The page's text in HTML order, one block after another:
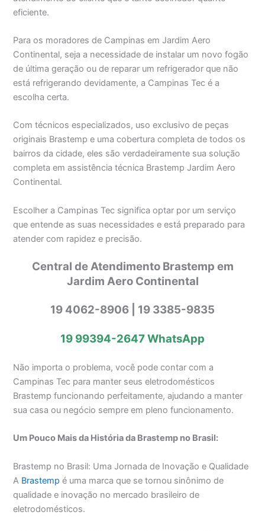
eficiente.
Para os moradores de Campinas em Jardim Aero
Continental, seja a necessidade de instalar um novo fogão
de última geração ou de reparar um refrigerador que não
está refrigerando devidamente, a Campinas Tec é a
escolha certa.
Com técnicos especializados, uso exclusivo de peças
originais Brastemp e uma cobertura completa de todos os
bairros da cidade, eles são verdadeiramente sua solução
completa em assistência técnica Brastemp Jardim Aero
Continental.
Escolher a Campinas Tec significa optar por um serviço
que entende as suas necessidades e está preparado para
atender com rapidez e precisão.
Central de Atendimento Brastemp em
Jardim Aero Continental
19 4062-8906 | 19 3385-9835
19 99394-2647WhatsApp
Não importa o problema, você pode contar com a
Campinas Tec para manter seus eletrodomésticos
Brastemp funcionando perfeitamente, ajudando a manter
sua casa ou negócio sempre em pleno funcionamento.
Um Pouco Mais da História da Brastemp no Brasil:
Brastemp no Brasil: Uma Jornada de Inovação e Qualidade
A Brastemp é uma marca que se tornou sinônimo de
qualidade e inovação no mercado brasileiro de
eletrodomésticos.